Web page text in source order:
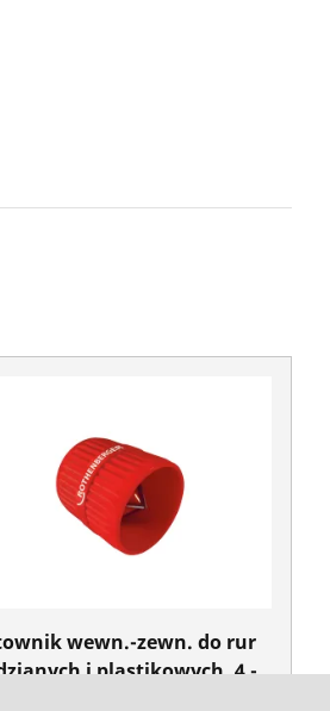
wewn.-zewn. do rur
i plastikowych, 4 -